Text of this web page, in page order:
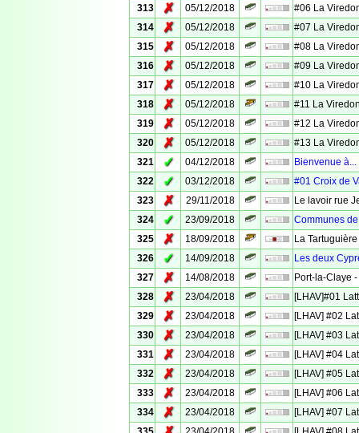
313
✗ 05/12/2018
#06 La
314
✗ 05/12/2018
#07 La
315
✗ 05/12/2018
#08 La
316
✗ 05/12/2018
#09 La
317
✗ 05/12/2018
#10 La
318
✗ 05/12/2018
#11 La
319
✗ 05/12/2018
#12 La
320
✗ 05/12/2018
#13 La
321
✓ 04/12/2018
Bienvenue
322
✓ 03/12/2018
#01 Croix de
323
✗ 29/11/2018
Le lavoir rue
324
✓ 23/09/2018
Communes
325
✗ 18/09/2018
La Tartuguière
326
✓ 14/09/2018
Les deux
327
✗ 14/08/2018
Port-la-Claye
328
✗ 23/04/2018
[LHAV]#01
329
✗ 23/04/2018
[LHAV] #02
330
✗ 23/04/2018
[LHAV] #03
331
✗ 23/04/2018
[LHAV] #04
332
✗ 23/04/2018
[LHAV] #05
333
✗ 23/04/2018
[LHAV] #06
334
✗ 23/04/2018
[LHAV] #07